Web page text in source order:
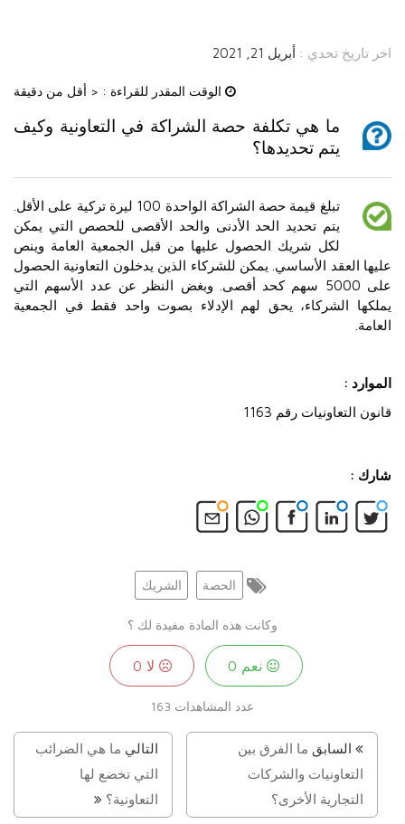
اخر تاريخ تحدي : أبريل 21, 2021
الوقت المقدر للقراءة : < أقل من دقيقة
ما هي تكلفة حصة الشراكة في التعاونية وكيف
يتم تحديدها؟
تبلغ قيمة حصة الشراكة الواحدة 100 ليرة تركية على الأقل.
يتم تحديد الحد الأدنى والحد الأقصى للحصص التي يمكن
لكل شريك الحصول عليها من قبل الجمعية العامة وينص
عليها العقد الأساسي. يمكن للشركاء الذين يدخلون التعاونية الحصول
على 5000 سهم كحد أقصى. وبغض النظر عن عدد الأسهم التي
يملكها الشركاء، يحق لهم الإدلاء بصوت واحد فقط في الجمعية
العامة.
الموارد :
قانون التعاونيات رقم 1163
شارك :
الحصة الشريك
وكانت هذه المادة مفيدة لك ؟
نعم 0 لا 0
عدد المشاهدات 163
السابق ما الفرق بين
التعاونيات والشركات
التجارية الأخرى؟
التالي ما هي الضرائب
التي تخضع لها
التعاونية؟